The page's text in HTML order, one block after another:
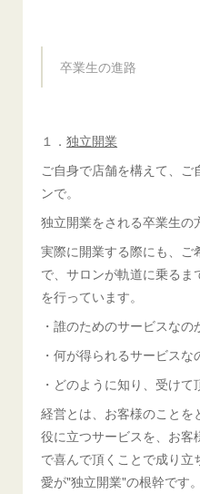
卒業生の進路
１．独立開業
ご自身で店舗を構えて、
ンで。
独立開業をされる卒業生の
実際に開業する際にも、ご
で、サロンが軌道に乗るま
を行っています。
・誰のためのサービスなの
・何が得られるサービスな
・どのように知り、受けて
経営とは、お客様のこと
役に立つサービスを、お客
で喜んで頂くことで成り立
愛が"独立開業"の根幹です。